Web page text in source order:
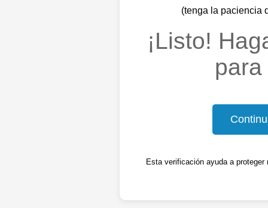
(tenga la paciencia
¡Listo!
Esta verificación ayuda a